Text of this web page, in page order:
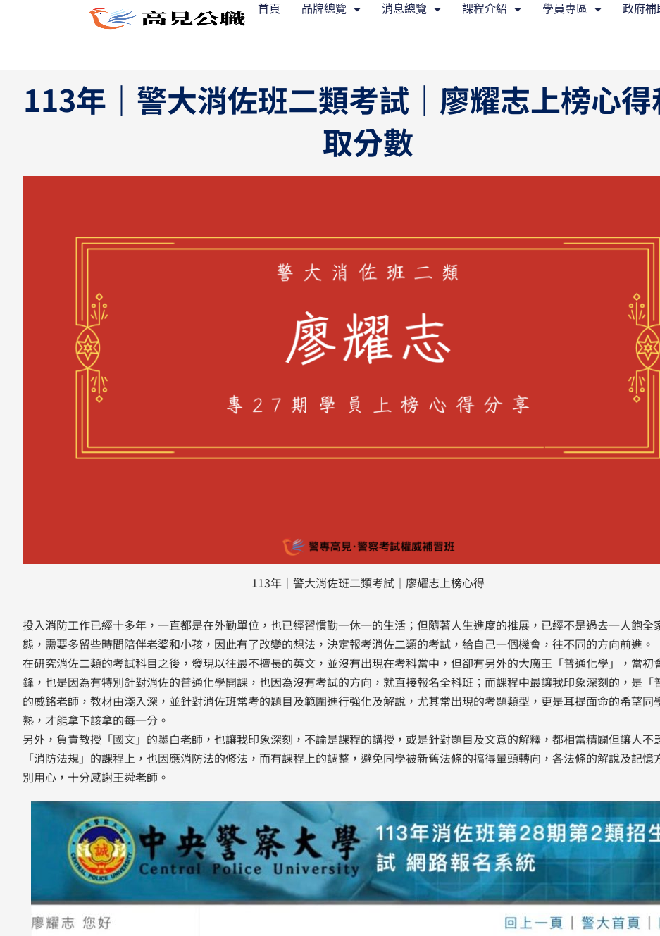
首頁 品牌總覽 消息總覽 課程介紹 學員專區 政府補
113年｜警大消佐班二類考試｜廖耀志上榜心
取分數
113年｜警大消佐班二類考試｜廖耀志上榜心得
投入消防工作已經十多年，一直都是在外勤單位，也已經習慣勤一休一的生活；但隨著人生進度的推展，已經不是過去一人飽全
態，需要多留些時間陪伴老婆和小孩，因此有了改變的想法，決定報考消佐二類的考試，給自己一個機會，往不同的方向前進。
在研究消佐二類的考試科目之後，發現以往最不擅長的英文，並沒有出現在考科當中，但卻有另外的大魔王「普通化學」，當初
鋒，也是因為有特別針對消佐的普通化學開課，也因為沒有考試的方向，就直接報名全科班；而課程中最讓我印象深刻的，是「
的威銘老師，教材由淺入深，並針對消佐班常考的題目及範圍進行強化及解說，尤其常出現的考題類型，更是耳提面命的希望同
熟，才能拿下該拿的每一分。
另外，負責教授「國文」的墨白老師，也讓我印象深刻，不論是課程的講授，或是針對題目及文意的解釋，都相當精闢但讓人不
「消防法規」的課程上，也因應消防法的修法，而有課程上的調整，避免同學被新舊法條的搞得暈頭轉向，各法條的解說及記憶
別用心，十分感謝王舜老師。